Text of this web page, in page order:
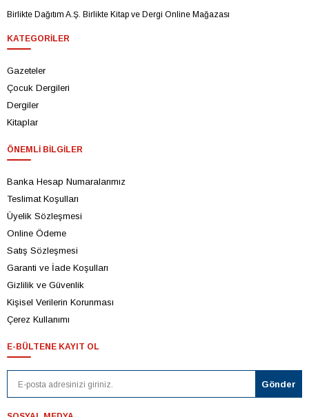
Birlikte Dağıtım A.Ş. Birlikte Kitap ve Dergi Online Mağazası
KATEGORILER
Gazeteler
Çocuk Dergileri
Dergiler
Kitaplar
ÖNEMLI BILGILER
Banka Hesap Numaralarımız
Teslimat Koşulları
Üyelik Sözleşmesi
Online Ödeme
Satış Sözleşmesi
Garanti ve İade Koşulları
Gizlilik ve Güvenlik
Kişisel Verilerin Korunması
Çerez Kullanımı
E-BÜLTENE KAYIT OL